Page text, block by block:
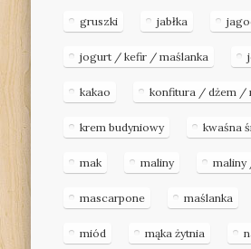
gruszki jabłka
jogurt / kefir / maślanka
kakao konfitura / dżem /
krem budyniowy kwaśna
mak maliny maliny
mascarpone maślanka
miód mąka żytnia